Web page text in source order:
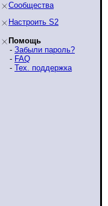
Сообщества
Настроить S2
Помощь
- Забыли пароль?
- FAQ
- Тех. поддержка